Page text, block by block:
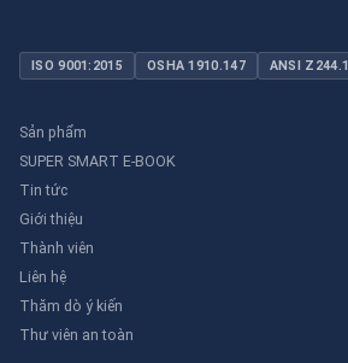
ISO 9001:2015 OSHA 1910.147 ANSI Z244.1
Sản phẩm
SUPER SMART E-BOOK
Tin tức
Giới thiệu
Thành viên
Liên hệ
Thăm dò ý kiến
Thư viên an toàn